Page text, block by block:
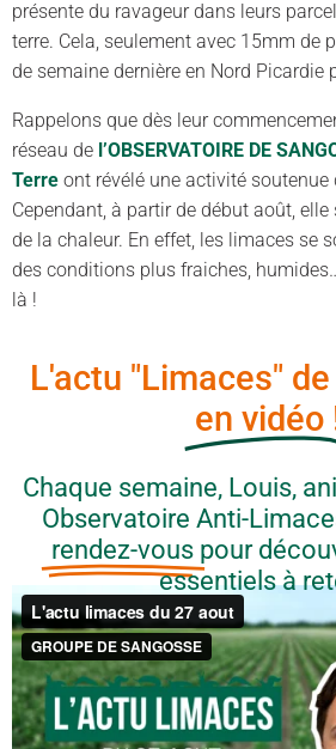
présente du ravageur dans leurs
terre. Cela, seulement avec 15mm de
de semaine dernière en Nord Picardie
Rappelons que dès leur
réseau de l’OBSERVATOIRE DE
Terre ont révélé une activité soutenue
Cependant, à partir de début août, elle
de la chaleur. En effet, les limaces se
des conditions plus fraiches,
là !
L'actu "Limaces"
en vidéo
Chaque semaine, Louis,
Observatoire Anti-
rendez-vous pour
essentiels à